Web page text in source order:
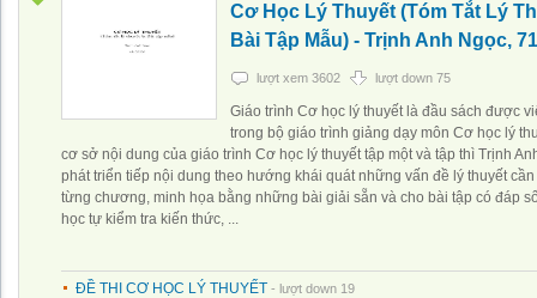
Cơ Học Lý Thuyết (Tóm Tắt Lý
Bài Tập Mẫu) - Trịnh Anh Ngọc,
lượt xem 3602 lượt down 75
Giáo trình Cơ học lý thuyết là đầu sách được
trong bộ giáo trình giảng dạy môn Cơ học lý
cơ sở nội dung của giáo trình Cơ học lý thuyết tập một và tập thì Trịnh
phát triển tiếp nội dung theo hướng khái quát những vấn đề lý thuyết
từng chương, minh họa bằng những bài giải sẵn và cho bài tập có đáp
học tự kiểm tra kiến thức, ...
ĐỀ THI CƠ HỌC LÝ THUYẾT - lượt down 19